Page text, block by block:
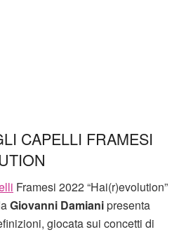
CAPELLI FRAMESI
Framesi 2022 “Hai(r)evolution”
Giovanni Damianipresenta
giocata sui concetti di